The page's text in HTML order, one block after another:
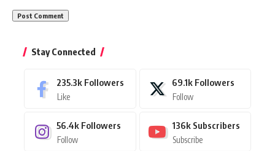
Stay Connected
235.3k Followers
Like
69.1k Followers
Follow
56.4k Followers
Follow
136k Subscribers
Subscribe